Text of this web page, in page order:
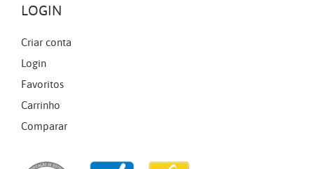
LOGIN
Criar conta
Login
Favoritos
Carrinho
Comparar